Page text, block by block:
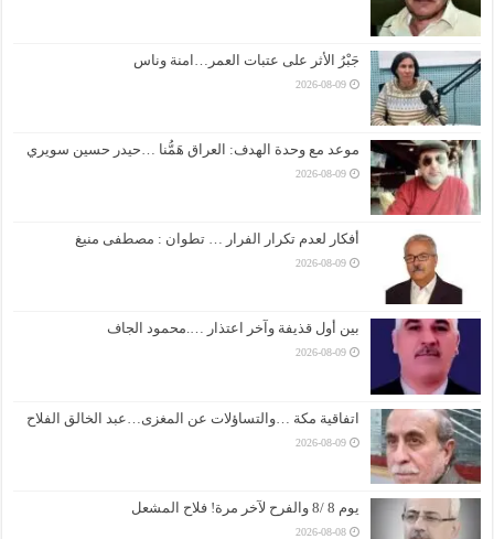
جَبْرُ الأثر على عتبات العمر…امنة وناس
2026-08-09
موعد مع وحدة الهدف: العراق هَمُّنا …حيدر حسين سويري
2026-08-09
أفكار لعدم تكرار الفرار … تطوان : مصطفى منيغ
2026-08-09
بين أول قذيفة وآخر اعتذار ….محمود الجاف
2026-08-09
اتفاقية مكة …والتساؤلات عن المغزى…عبد الخالق الفلاح
2026-08-09
يوم 8 /8 والفرح لآخر مرة! فلاح المشعل
2026-08-08